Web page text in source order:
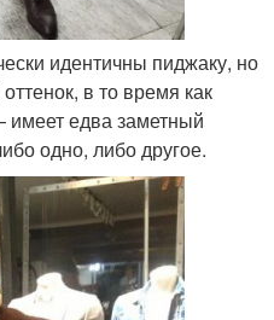
идентичны пиджаку, но
в то время как
едва заметный
одно, либо другое.